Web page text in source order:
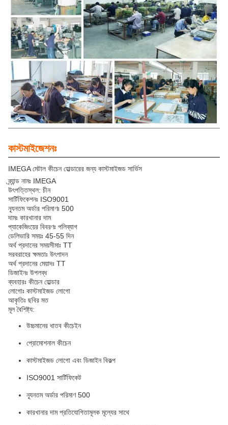
কাস্টমাইজেশনঃ
IMEGA মেটাল কীচেন হোল্ডারের জন্য কাস্টমাইজড সার্ভিস
ব্র্যান্ড নামঃ IMEGA
উৎপত্তিস্থল: চীন
সার্টিফিকেশনঃ ISO9001
ন্যূনতম অর্ডার পরিমাণঃ 500
দামঃ কারখানার দাম
প্যাকেজিংয়ের বিবরণঃ পলিব্যাগ
ডেলিভারি সময়ঃ 45-55 দিন
অর্থ প্রদানের সময়সীমাঃ TT
সরবরাহের ক্ষমতাঃ উৎপাদন
অর্থ প্রদানের মেয়াদঃ TT
ডিজাইনঃ উপলব্ধ
ব্যবহারঃ কীচেন হোল্ডার
লোগোঃ কাস্টমাইজড লোগো
আকৃতিঃ ছবির মত
মূল বৈশিষ্ট্য:
উচ্চমানের ধাতব কীচেইন
প্রোমোশনাল কীচেন
কাস্টমাইজড লোগো এবং ডিজাইন বিকল্প
ISO9001 সার্টিফিকেট
ন্যূনতম অর্ডার পরিমাণ 500
কারখানার দাম প্রতিযোগিতামূলক মূল্যের সাথে